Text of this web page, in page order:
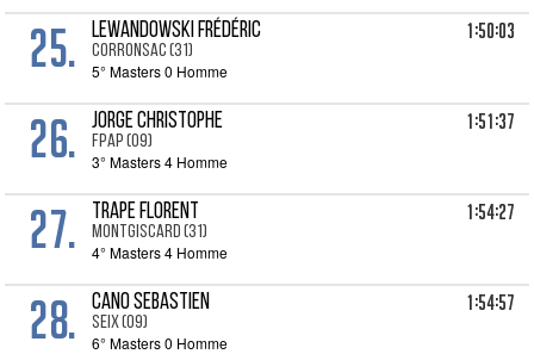
25. LEWANDOWSKI Frédéric
CORRONSAC (31)
5° Masters 0 Homme
1:50:03
26. JORGE Christophe
FPAP (09)
3° Masters 4 Homme
1:51:37
27. TRAPE Florent
MONTGISCARD (31)
4° Masters 4 Homme
1:54:27
28. CANO Sebastien
SEIX (09)
6° Masters 0 Homme
1:54:57